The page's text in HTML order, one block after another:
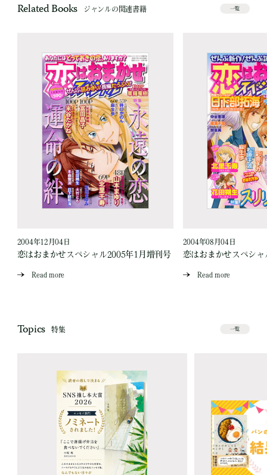
Related Books ジャンルの関連書籍 一覧
2004年12月04日
恋はおまかせスペシャル2005年1月増刊号
Read more
2004年08月04日
恋はおまかせスペシ
Read more
Topics 特集 一覧